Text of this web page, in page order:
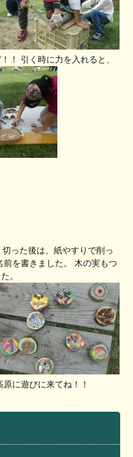
！ 引く時に力を入れると、
った後は、紙やすりで削っ
を書きました。 木の実もつ
。
原に遊びに来てね！！